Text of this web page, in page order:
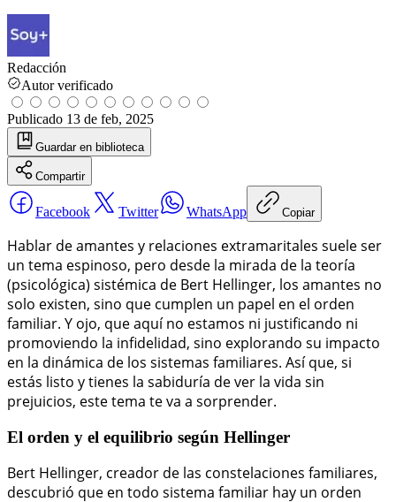
Redacción
Autor verificado
Publicado 13 de feb, 2025
Guardar en biblioteca
Compartir
Facebook Twitter WhatsApp Copiar
Hablar de amantes y relaciones extramaritales suele ser
un tema espinoso, pero desde la mirada de la teoría
(psicológica) sistémica de Bert Hellinger, los amantes no
solo existen, sino que cumplen un papel en el orden
familiar. Y ojo, que aquí no estamos ni justificando ni
promoviendo la infidelidad, sino explorando su impacto
en la dinámica de los sistemas familiares. Así que, si
estás listo y tienes la sabiduría de ver la vida sin
prejuicios, este tema te va a sorprender.
El orden y el equilibrio según Hellinger
Bert Hellinger, creador de las constelaciones familiares,
descubrió que en todo sistema familiar hay un orden